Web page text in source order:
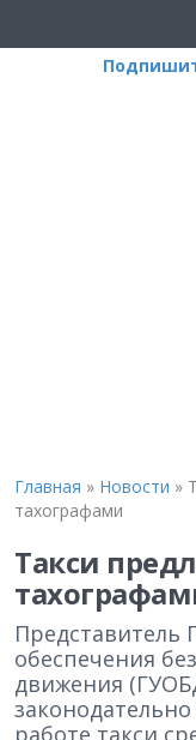
Главная » Новости »
тахографами
Такси
Представитель
обеспечения
движения
работе такси